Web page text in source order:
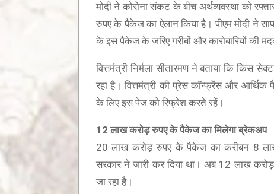
मोदी ने कोरोना संकट के बीच अर्थव्यवस्था को
रुपए के पैकेज का ऐलान किया है। पीएम मोदी ने
के इस पैकेज के जरिए गरीबों और कारोबारियों की
वित्तमंत्री निर्मला सीतारमण ने बताया कि किस
रहा है। वित्तमंत्री की प्रेस कॉन्फ्रेंस और
के लिए इस पेज को रिफ्रेश करते रहें।
12 लाख करोड़ रुपए के पैकेज का मिलेगा ब्रेकअप
20 लाख करोड़ रुपए के पैकेज का करीबन 8
सरकार ने जारी कर दिया था। अब 12 लाख
जा रहा है।
स्तोत्र – BHAKTAMAR STOTRA – आचार्य
सुशीला देवी बांठिया (SUSHILA DEVI BANTHIA)